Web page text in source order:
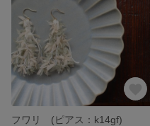
フワリ (ピアス：k14gf)